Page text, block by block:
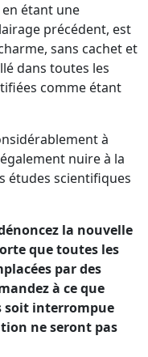
en étant une
précédent, est
sans cachet et
dans toutes les
comme étant
à
nuire à la
études scientifiques
la nouvelle
que toutes les
par des
à ce que
soit interrompue
ne seront pas